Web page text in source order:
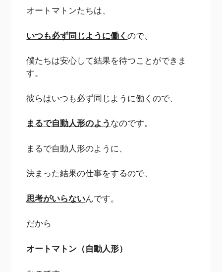
オートマトンたちは、
いつも必ず同じように働くので、
僕たちは安心して結果を待つことができま
す。
彼らはいつも必ず同じように働くので、
まるで自動人形のようなのです。
まるで自動人形のように、
決まった結果の仕事をするので、
思考がいらないんです。
だから
オートマトン（自動人形）